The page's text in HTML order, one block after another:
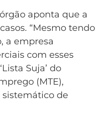
aponta que a
“Mesmo tendo
a empresa
com esses
Suja’ do
(MTE),
de